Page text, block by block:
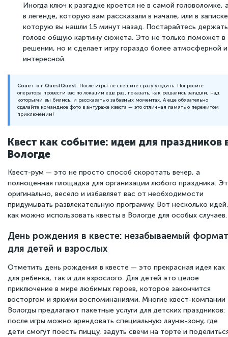
Иногда ключ к разгадке кроется не в самой головоломке,
в легенде, которую вам рассказали в начале, или в
которую вы нашли 15 минут назад. Постарайтесь
голове общую картину сюжета. Это не только поможет в
решении, но и сделает игру гораздо более атмосферной и
интересной.
Совет от QuestQuest: После игры не спешите сразу уходить. Попросите
оператора провести вас по локации еще раз, показать, как решались загадки, над
которыми вы бились, и рассказать о забавных моментах. А еще обязательно
сделайте командное фото в антураже квеста — это отличная память о пережитом
приключении!
Квест как событие: идеи для праздников
Вологде
Квест-рум — это не просто способ скоротать вечер, а
полноценная площадка для организации любого праздника.
оригинально, весело и избавляет вас от необходимости
придумывать развлекательную программу. Вот несколько идей,
как можно использовать квесты в Вологде для особых случаев.
День рождения в квесте: незабываемый формат
для детей и взрослых
Отметить день рождения в квесте — это прекрасная идея как
для ребенка, так и для взрослого. Для детей это целое
приключение в мире любимых героев, которое закончится
восторгом и яркими воспоминаниями. Многие квест-компании
Вологды предлагают пакетные услуги для детских праздников:
после игры можно арендовать специальную лаунж-зону, где
дети смогут поесть пиццу, задуть свечи на торте и